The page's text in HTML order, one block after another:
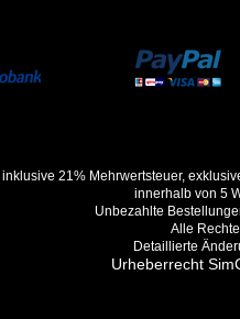
21% Mehrwertsteuer,
innerhalb von 5
Unbezahlte
Alle
Detaillierte
Urheberrecht